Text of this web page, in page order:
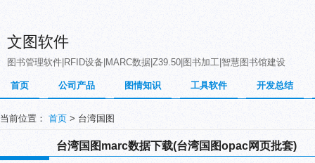
文图软件
图书管理软件|RFID设备|MARC数据|Z39.50|图书加工|智慧图书馆建设
首页 公司产品 图情知识 工具软件 开发总结
当前位置： 首页 > 台湾国图
台湾国图marc数据下载(台湾国图opac网页批套)